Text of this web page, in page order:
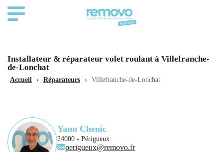
Installateur & réparateur volet roulant à Villefranche-
de-Lonchat
Accueil › Réparateurs › Villefranche-de-Lonchat
Yann Chenic
24000 - Périgueux
perigueux@removo.fr